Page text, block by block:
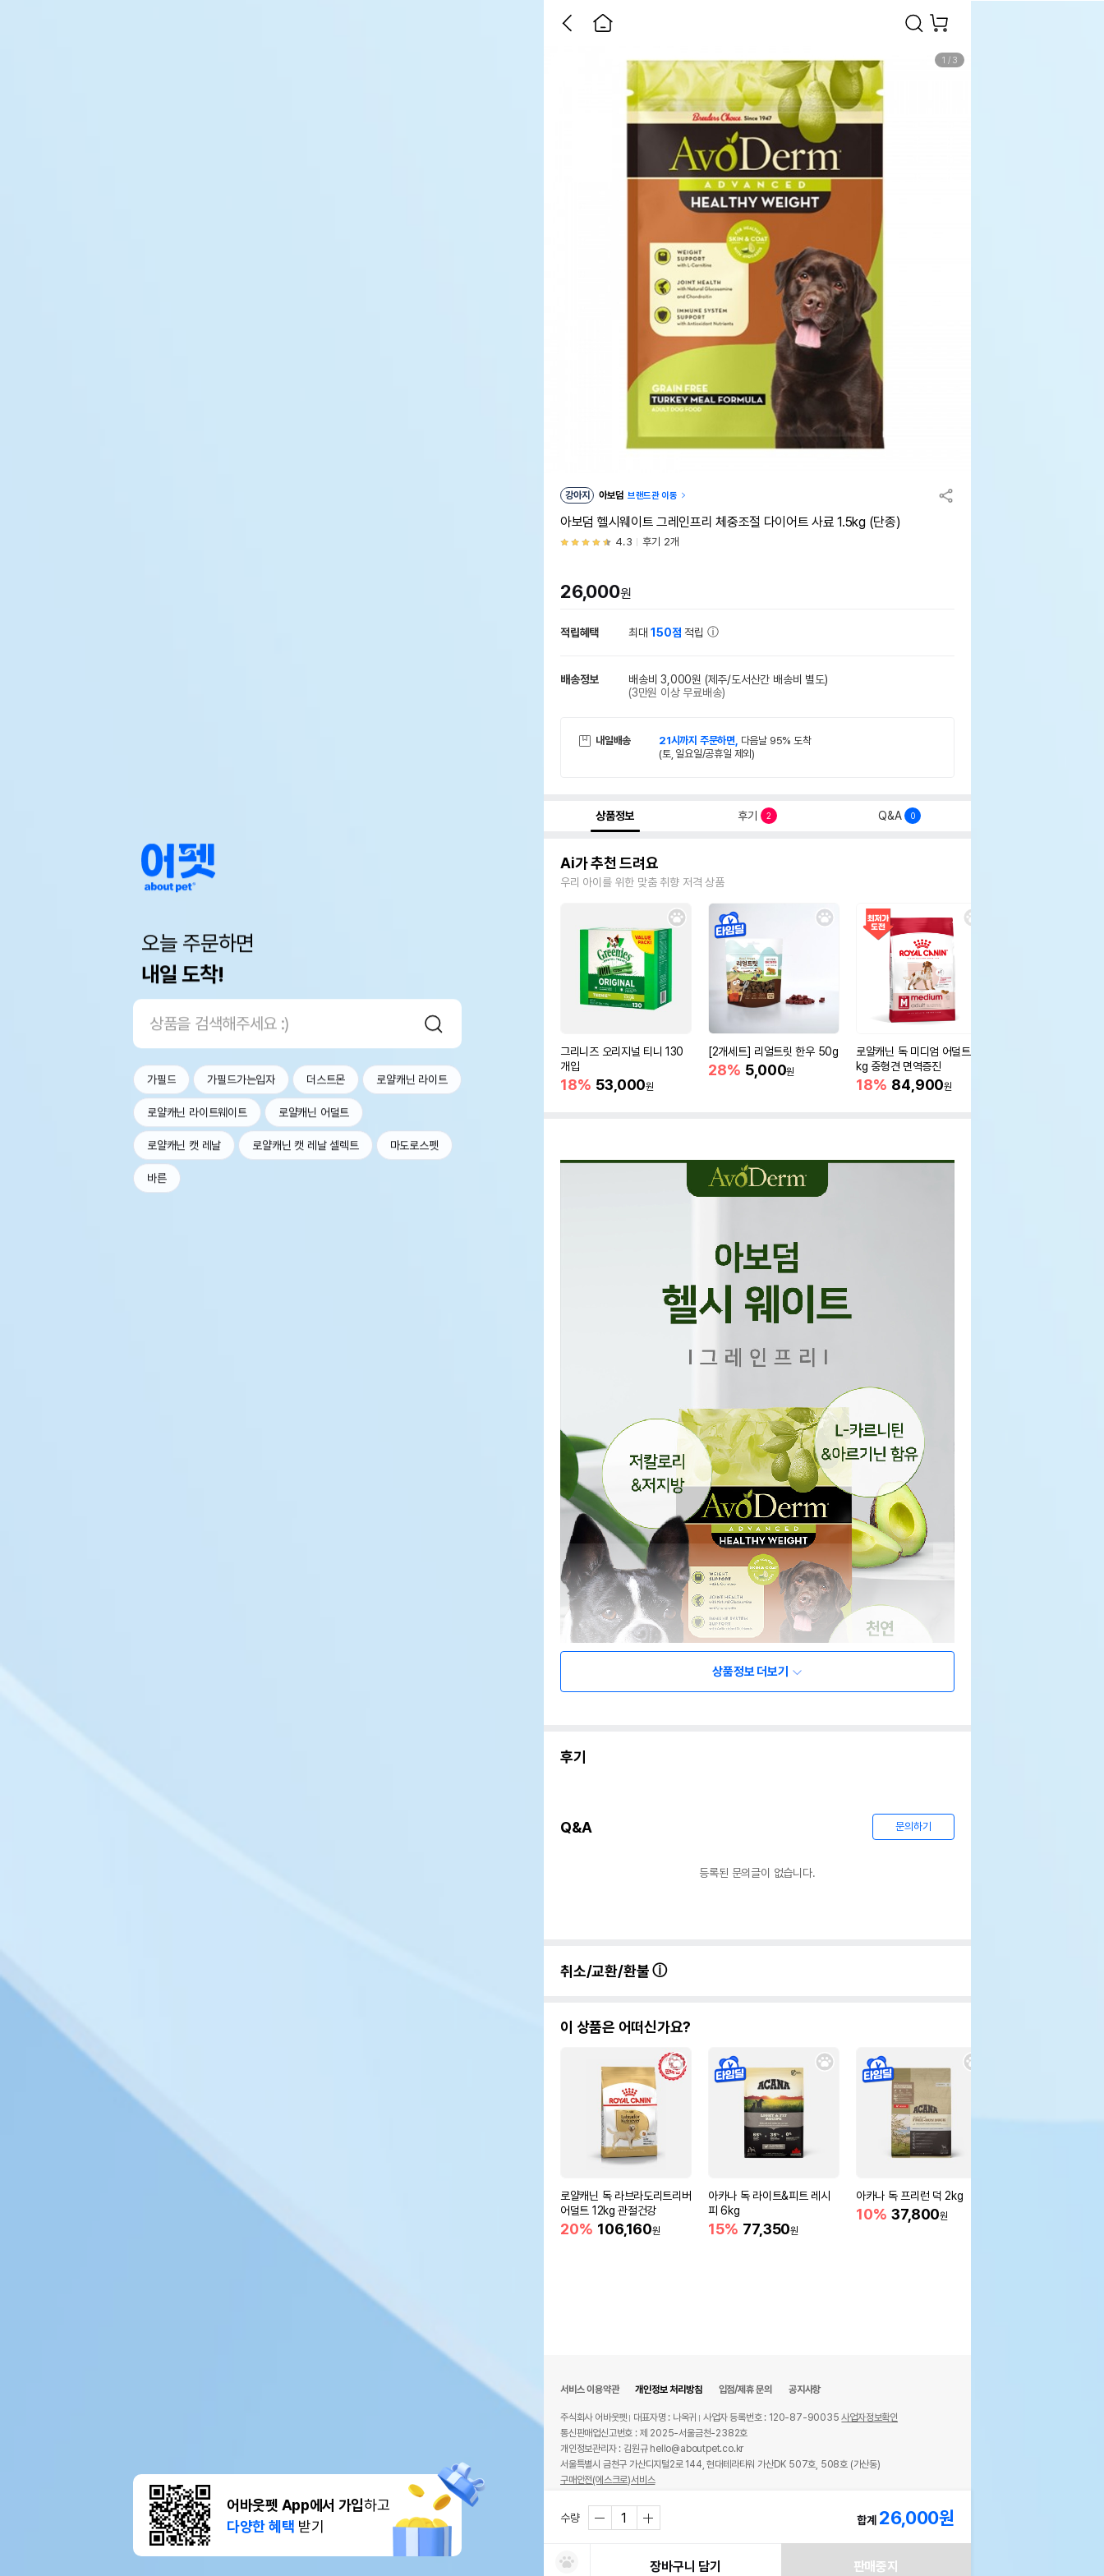
오늘 주문하면
내일 도착!
가필드 가필드가는입자 더스트몬 로얄캐닌 라이트
로얄캐닌 라이트웨이트 로얄캐닌 어덜트
로얄캐닌 캣 레날 로얄캐닌 캣 레날 셀렉트 마도로스펫
바른
어바웃펫 App에서 가입하고
다양한 혜택 받기
1 / 3
강아지 아보덤 브랜드관 이동
아보덤 헬시웨이트 그레인프리 체중조절 다이어트 사료 1.5kg (단종)
4.3 후기 2개
26,000원
적립혜택 최대150점 적립
배송정보 배송비 3,000원 (제주/도서산간 배송비 별도)
(3만원 이상 무료배송)
내일배송 21시까지 주문하면, 다음날 95% 도착
(토, 일요일/공휴일 제외)
상품정보 후기 2 Q&A 0
Ai가 추천 드려요
우리 아이를 위한 맞춤 취향 저격 상품
그리니즈 오리지널 티니 130
개입
18% 53,000원
[2개세트] 리얼트릿 한우 50g
28% 5,000원
로얄캐닌 독 미디엄 어덜트 10
kg 중형견 면역증진
18% 84,900원
상품정보 더보기
후기
Q&A 문의하기
등록된 문의글이 없습니다.
취소/교환/환불
이 상품은 어떠신가요?
로얄캐닌 독 라브라도리트리버
어덜트 12kg 관절건강
20% 106,160원
아카나 독 라이트&피트 레시
피 6kg
15% 77,350원
아카나 독 프리런 덕 2kg
10% 37,800원
수량 합계 26,000원
장바구니 담기 판매중지
서비스 이용약관 개인정보 처리방침 입점/제휴 문의 공지사항
주식회사 어바웃펫 대표자명 : 나옥귀 사업자 등록번호 : 120-87-90035사업자정보확인
통신판매업신고번호 : 제 2025-서울금천-2382호
개인정보관리자 : 김원규 hello@aboutpet.co.kr
서울특별시 금천구 가산디지털2로 144, 현대테라타워 가산DK 507호, 508호 (가산동)
구매안전(에스크로)서비스